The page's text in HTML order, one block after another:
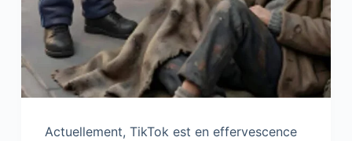
Actuellement, TikTok est en effervescence